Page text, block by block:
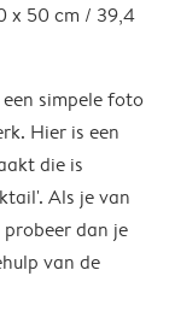
x 50 cm / 39,4
simpele foto
Hier is een
die is
Als je van
dan je
van de